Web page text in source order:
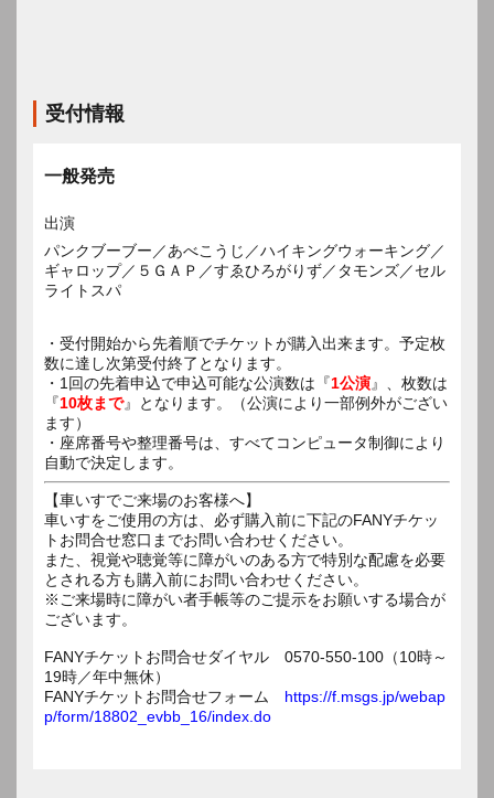
受付情報
一般発売
出演
パンクブーブー／あべこうじ／ハイキングウォーキング／
ギャロップ／５ＧＡＰ／すゑひろがりず／タモンズ／セル
ライトスパ
・受付開始から先着順でチケットが購入出来ます。予定枚
数に達し次第受付終了となります。
・1回の先着申込で申込可能な公演数は『1公演』、枚数は
『10枚まで』となります。（公演により一部例外がござい
ます）
・座席番号や整理番号は、すべてコンピュータ制御により
自動で決定します。
【車いすでご来場のお客様へ】
車いすをご使用の方は、必ず購入前に下記のFANYチケッ
トお問合せ窓口までお問い合わせください。
また、視覚や聴覚等に障がいのある方で特別な配慮を必要
とされる方も購入前にお問い合わせください。
※ご来場時に障がい者手帳等のご提示をお願いする場合が
ございます。
FANYチケットお問合せダイヤル 0570-550-100（10時～
19時／年中無休）
FANYチケットお問合せフォーム https://f.msgs.jp/webap
p/form/18802_evbb_16/index.do